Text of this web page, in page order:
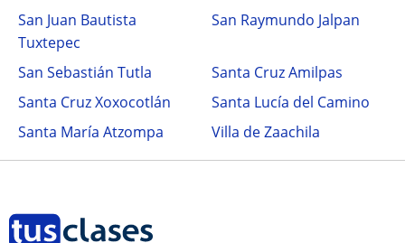
San Juan Bautista
Tuxtepec
San Raymundo Jalpan
San Sebastián Tutla
Santa Cruz Amilpas
Santa Cruz Xoxocotlán
Santa Lucía del Camino
Santa María Atzompa
Villa de Zaachila